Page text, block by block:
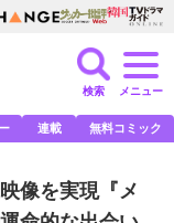
検索 メニュー
連載 無料コミック
像を実現『メ